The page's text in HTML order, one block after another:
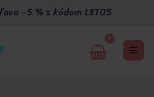
–5 % s kódom LETO5